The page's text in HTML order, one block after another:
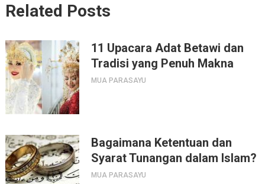
Related Posts
11 Upacara Adat Betawi dan
Tradisi yang Penuh Makna
MUA PARASAYU
Bagaimana Ketentuan dan
Syarat Tunangan dalam Islam?
MUA PARASAYU